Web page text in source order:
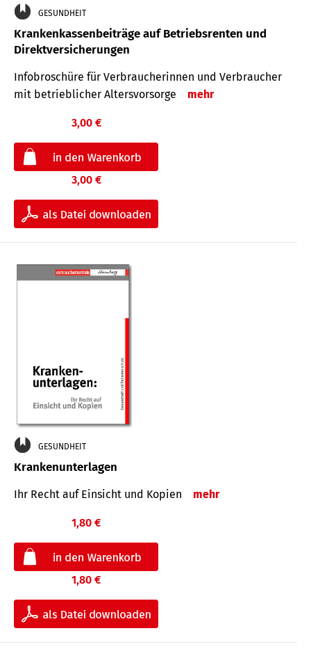
GESUNDHEIT
Krankenkassenbeiträge auf Betriebsrenten und
Direktversicherungen
Infobroschüre für Verbraucherinnen und Verbraucher
mit betrieblicher Altersvorsorge
mehr
3,00 €
3,00 €
GESUNDHEIT
Krankenunterlagen
Ihr Recht auf Einsicht und Kopien mehr
1,80 €
1,80 €